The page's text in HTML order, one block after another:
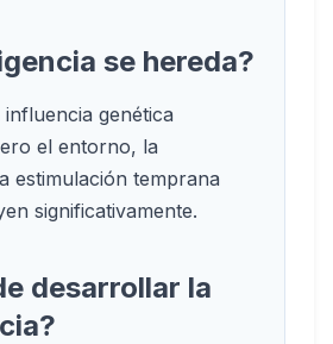
se hereda?
genética
el entorno, la
estimulación temprana
significativamente.
desarrollar la